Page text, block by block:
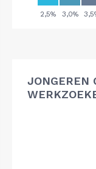
JONGEREN